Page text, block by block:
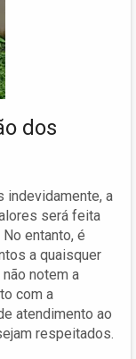
dos
indevidamente, a
será feita
entanto, é
a quaisquer
notem a
com a
atendimento ao
respeitados.